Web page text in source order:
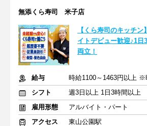
無添くら寿司 米子店
【くら寿司のキッチ
イトデビュー歓迎♪1日
両立！
給与
時給1100～1463円以上 ※
シフト
週3日以上 1日3時間以上
雇用形態
アルバイト・パート
アクセス
東山公園駅